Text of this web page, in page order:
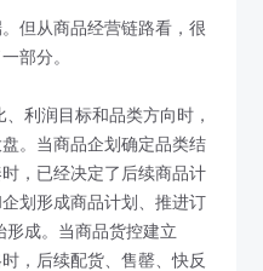
但从商品经营链路看，很
部分。
利润目标和品类方向时，
。当商品企划确定品类结
，已经决定了后续商品计
划形成商品计划、推进订
形成。当商品货控建立
，后续配货、售罄、快反